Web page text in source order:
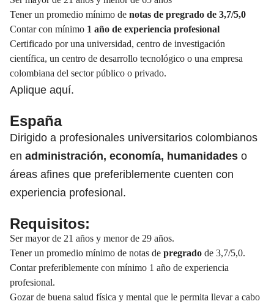
Tener un promedio mínimo de notas de pregrado de 3,7/5,0
Contar con mínimo 1 año de experiencia profesional
Certificado por una universidad, centro de investigación
científica, un centro de desarrollo tecnológico o una empresa
colombiana del sector público o privado.
Aplique aquí.
España
Dirigido a profesionales universitarios colombianos
en administración, economía, humanidades o
áreas afines que preferiblemente cuenten con
experiencia profesional.
Requisitos:
Ser mayor de 21 años y menor de 29 años.
Tener un promedio mínimo de notas de pregrado de 3,7/5,0.
Contar preferiblemente con mínimo 1 año de experiencia
profesional.
Gozar de buena salud física y mental que le permita llevar a cabo